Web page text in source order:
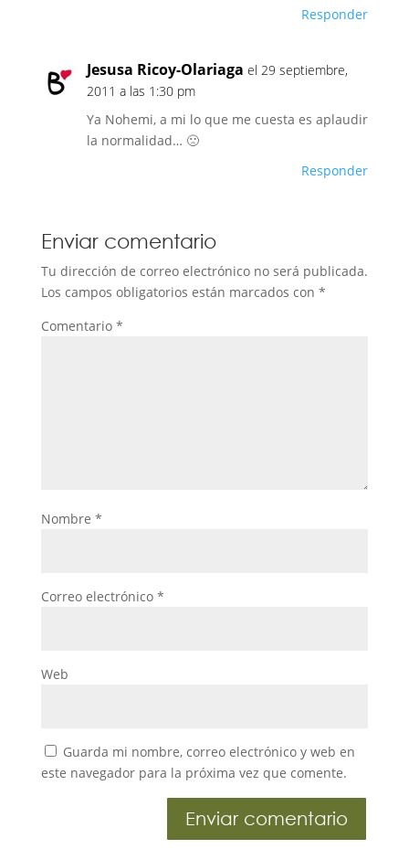
Responder
Jesusa Ricoy-Olariaga el 29 septiembre,
2011 a las 1:30 pm
Ya Nohemi, a mi lo que me cuesta es aplaudir
la normalidad… 🙁
Responder
Enviar comentario
Tu dirección de correo electrónico no será publicada.
Los campos obligatorios están marcados con *
Comentario *
Nombre *
Correo electrónico *
Web
Guarda mi nombre, correo electrónico y web en
este navegador para la próxima vez que comente.